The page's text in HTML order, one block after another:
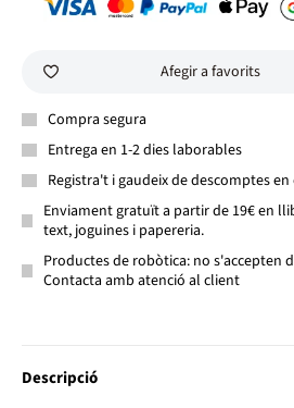
Afegir a favorits
Compra segura
Entrega en 1-2 dies laborables
Registra't i gaudeix de descomptes
Enviament gratuït a partir de 19€ en
text, joguines i papereria.
Productes de robòtica: no s'accepten
Contacta amb atenció al client
Descripció